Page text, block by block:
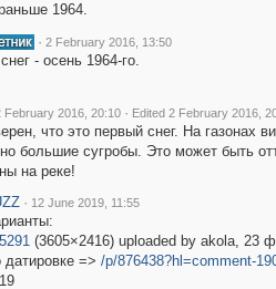
1964.
· 2 February 2016, 13:50
- осень 1964-го.
February 2016, 20:10 · Edited 2 February 2016,
что это первый снег. На газонах
большие сугробы. Это может быть
на реке!
· 12 June 2019, 11:55
(3605×2416) uploaded by akola, 23
датировке => /p/876438?hl=comment-